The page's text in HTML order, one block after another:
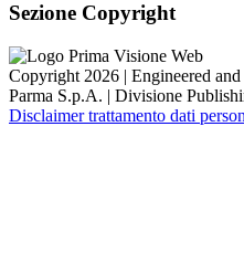
Sezione Copyright
Copyright 2026 | Engineered
Parma S.p.A. | Divisione
Disclaimer trattamento dati